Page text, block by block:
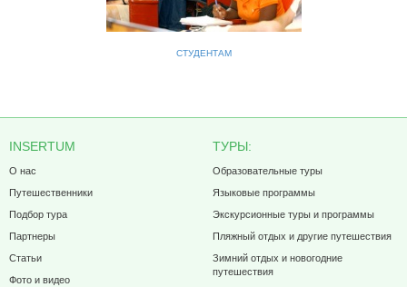
СТУДЕНТАМ
INSERTUM
О нас
Путешественники
Подбор тура
Партнеры
Статьи
Фото и видео
ТУРЫ:
Образовательные туры
Языковые программы
Экскурсионные туры и программы
Пляжный отдых и другие путешествия
Зимний отдых и новогодние
путешествия